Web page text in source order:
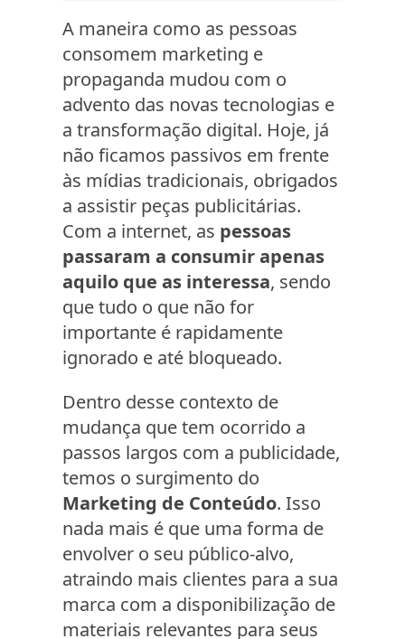
A maneira como as pessoas
consomem marketing e
propaganda mudou com o
advento das novas tecnologias e
a transformação digital. Hoje, já
não ficamos passivos em frente
às mídias tradicionais, obrigados
a assistir peças publicitárias.
Com a internet, as pessoas
passaram a consumir apenas
aquilo que as interessa, sendo
que tudo o que não for
importante é rapidamente
ignorado e até bloqueado.
Dentro desse contexto de
mudança que tem ocorrido a
passos largos com a publicidade,
temos o surgimento do
Marketing de Conteúdo. Isso
nada mais é que uma forma de
envolver o seu público-alvo,
atraindo mais clientes para a sua
marca com a disponibilização de
materiais relevantes para seus